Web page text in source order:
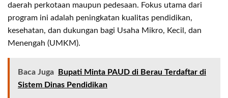
daerah perkotaan maupun pedesaan. Fokus utama dari
program ini adalah peningkatan kualitas pendidikan,
kesehatan, dan dukungan bagi Usaha Mikro, Kecil, dan
Menengah (UMKM).
Baca Juga
Bupati Minta PAUD di Berau Terdaftar di
Sistem Dinas Pendidikan